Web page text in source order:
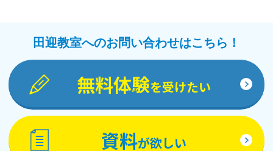
田迎教室へのお問い合わせはこちら！
無料体験を受けたい
資料が欲しい